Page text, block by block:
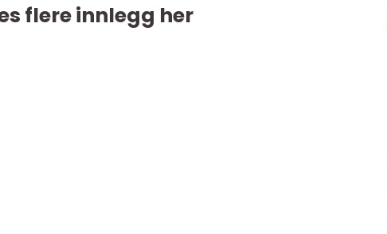
flere innlegg her